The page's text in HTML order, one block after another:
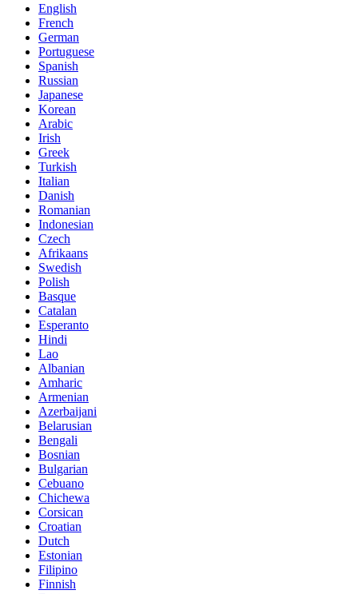
English
French
German
Portuguese
Spanish
Russian
Japanese
Korean
Arabic
Irish
Greek
Turkish
Italian
Danish
Romanian
Indonesian
Czech
Afrikaans
Swedish
Polish
Basque
Catalan
Esperanto
Hindi
Lao
Albanian
Amharic
Armenian
Azerbaijani
Belarusian
Bengali
Bosnian
Bulgarian
Cebuano
Chichewa
Corsican
Croatian
Dutch
Estonian
Filipino
Finnish